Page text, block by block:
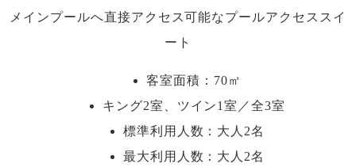
メインプールへ直接アクセス可能なプールアクセススイ
ート
客室面積：70㎡
キング2室、ツイン1室／全3室
標準利用人数： 大人2名
最大利用人数： 大人2名